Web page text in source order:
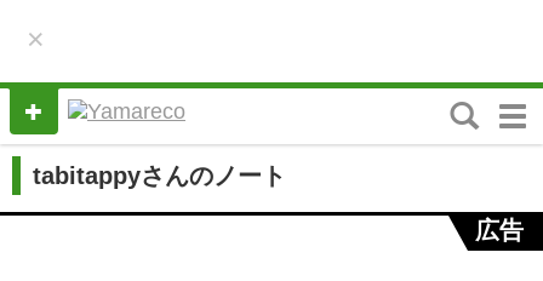
×
M
e
tabitappyさんのノート
広告